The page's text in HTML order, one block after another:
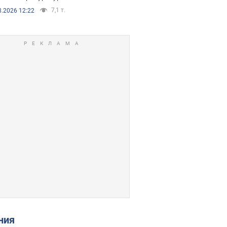
12:22 7,1 т.